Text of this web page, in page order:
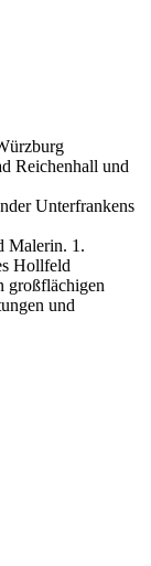
Reichenhall und
Unterfrankens
Malerin. 1.
Hollfeld
großflächigen
und